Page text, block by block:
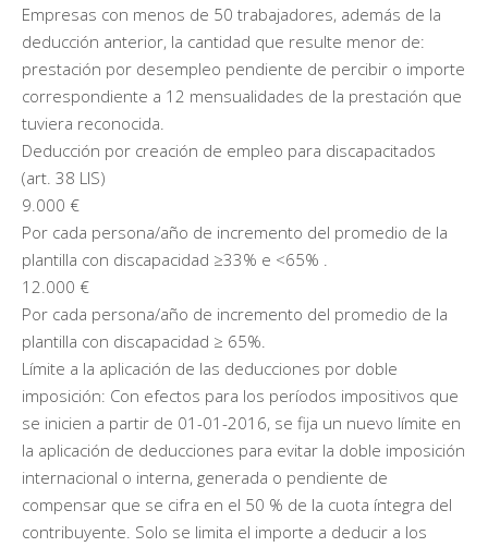
Empresas con menos de 50 trabajadores, además de la
deducción anterior, la cantidad que resulte menor de:
prestación por desempleo pendiente de percibir o importe
correspondiente a 12 mensualidades de la prestación que
tuviera reconocida.
Deducción por creación de empleo para discapacitados
(art. 38 LIS)
9.000 €
Por cada persona/año de incremento del promedio de la
plantilla con discapacidad ≥33% e <65% .
12.000 €
Por cada persona/año de incremento del promedio de la
plantilla con discapacidad ≥ 65%.
Límite a la aplicación de las deducciones por doble
imposición: Con efectos para los períodos impositivos que
se inicien a partir de 01-01-2016, se fija un nuevo límite en
la aplicación de deducciones para evitar la doble imposición
internacional o interna, generada o pendiente de
compensar que se cifra en el 50 % de la cuota íntegra del
contribuyente. Solo se limita el importe a deducir a los